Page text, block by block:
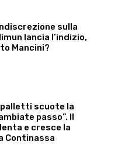
sulla
lancia l’indizio,
Mancini?
scuote la
passo”. Il
e cresce la
Continassa